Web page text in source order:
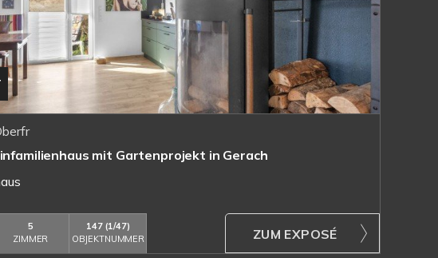
mit Gartenprojekt in Gerach
5
ZIMMER
147 (1/47)
OBJEKTNUMMER
ZUM EXPOSÉ